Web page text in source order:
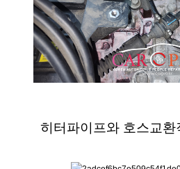
히터파이프와 호스교